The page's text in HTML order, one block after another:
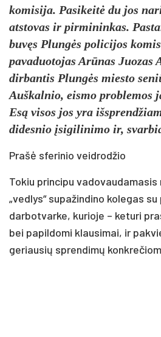
komisija. Pasikeitė du jos
atstovas ir pirmininkas.
buvęs Plungės policijos
pavaduotojas Arūnas Juozas
dirbantis Plungės miesto
Auškalnio, eismo problemos
Esą visos jos yra
didesnio įsigilinimo ir,
Prašė sferinio veidrodžio
Tokiu principu
„vedlys“ supažindino kolegas
darbotvarke, kurioje – keturi
bei papildomi klausimai, ir
geriausių sprendimų